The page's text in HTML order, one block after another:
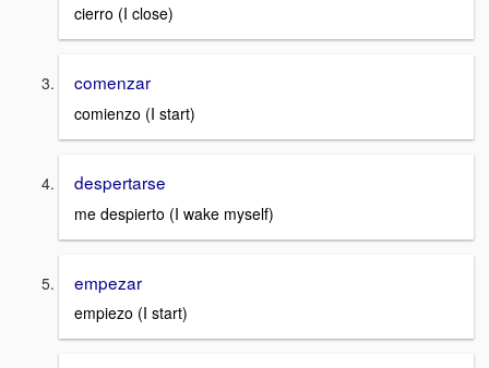
cierro (I close)
comenzar
comienzo (I start)
despertarse
me despierto (I wake myself)
empezar
empiezo (I start)